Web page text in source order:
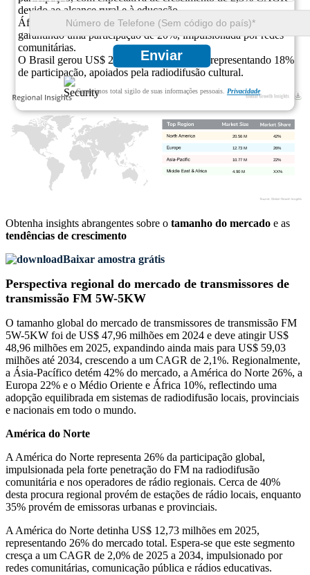
Enviar
Garantimos total sigilo de suas informações pessoais. Privacidade
devido ao alcance rural e à educação.
África (África do Sul) registou 2,93 milhões de dólares em 2025,
garantindo uma participação de 20%, impulsionada por redes
comunitárias.
O Brasil gerou US$ 2,64 milhões em 2025, representando 18%
de participação, apoiados pela radiodifusão cultural.
XX%
4.90 M
22%
10.77 M
26%
12.73 M
42%
20.56 M
Obtenha insights abrangentes sobre o tamanho do mercado e as
tendências de crescimento
Baixar amostra grátis
Perspectiva regional do mercado de transmissores de
transmissão FM 5W-5KW
O tamanho global do mercado de transmissores de transmissão FM
5W-5KW foi de US$ 47,96 milhões em 2024 e deve atingir US$
48,96 milhões em 2025, expandindo ainda mais para US$ 59,03
milhões até 2034, crescendo a um CAGR de 2,1%. Regionalmente,
a Ásia-Pacífico detém 42% do mercado, a América do Norte 26%, a
Europa 22% e o Médio Oriente e África 10%, reflectindo uma
adopção equilibrada em sistemas de radiodifusão locais, provinciais
e nacionais em todo o mundo.
América do Norte
A América do Norte representa 26% da participação global,
impulsionada pela forte penetração do FM na radiodifusão
comunitária e nos operadores de rádio regionais. Cerca de 40%
desta procura regional provém de estações de rádio locais, enquanto
35% provém de emissoras urbanas e provinciais.
A América do Norte detinha US$ 12,73 milhões em 2025,
representando 26% do mercado total. Espera-se que este segmento
cresça a um CAGR de 2,0% de 2025 a 2034, impulsionado por
redes comunitárias, comunicação pública e rádios educativas.